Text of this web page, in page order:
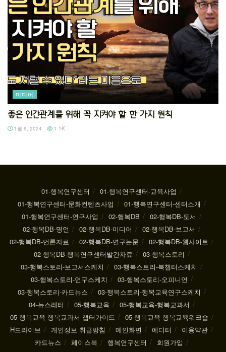
미디어
좋은 인간관계를 위해 꼭 지켜야 할 한 가지 원칙
1월 9, 2024 1.1K
01-행복연구센터
01-행복연구센터-교육사업
01-행복연구센터-문화컨텐츠사업
01-행복연구센터-센터소개
01-행복연구센터-연구사업
02-행복DB
02-행복DB-도서
02-행복DB-명언
02-행복DB-미디어
02-행복DB-보고서
02-행복DB-언론자료
02-행복DB-연구논문
02-행복DB-웹사이트
02-행복DB-행복연구센터발간자료
03-행복스토리
03-행복스토리-보고서스케치
03-행복스토리-북챕터스케치
03-행복스토리-연구스케치
03-행복스토리-오피니언
03-행복스토리-카드뉴스
03-행복스토리-행복교육연구스케치
04-뉴스레터
05-행복교육
05-행복교육-행복교과서
05-행복교육-행복교과서 챕터가이드
05-행복교육-행복교육워크숍
H드라이브
개인정보 취급방침 메인화면 에디터
이용약관
카드뉴스
페이스북 행복연구센터
회원가입